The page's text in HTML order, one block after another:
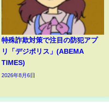
特殊詐欺対策で注目の防犯アプ
リ「デジポリス」(ABEMA
TIMES)
2026年8月6日